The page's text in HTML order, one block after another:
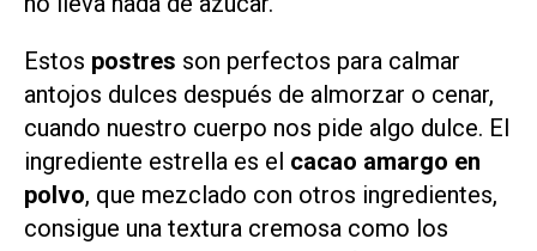
Estos postres son perfectos para calmar
antojos dulces después de almorzar o cenar,
cuando nuestro cuerpo nos pide algo dulce. El
ingrediente estrella es el cacao amargo en
polvo, que mezclado con otros ingredientes,
consigue una textura cremosa como los